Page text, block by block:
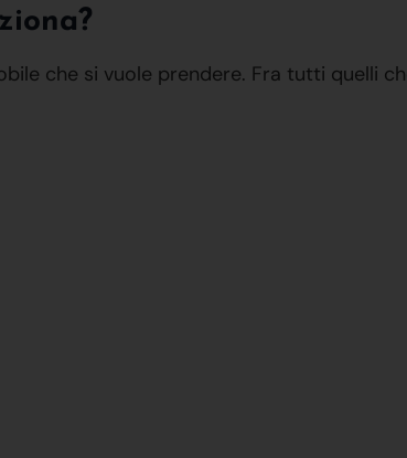
che si vuole prendere. Fra tutti quelli